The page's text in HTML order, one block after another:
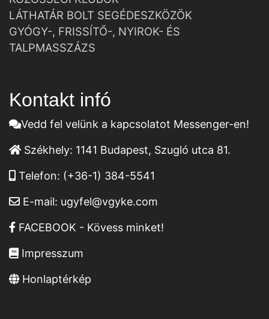
LÁTHATÁR BOLT SEGÉDESZKÖZÖK
GYÓGY-, FRISSÍTŐ-, NYIROK- ÉS
TALPMASSZÁZS
Kontakt infó
Vedd fel velünk a kapcsolatot Messenger-en!
Székhely: 1141 Budapest, Szugló utca 81.
Telefon: (+36-1) 384-5541
E-mail: ugyfel@vgyke.com
FACEBOOK - Kövess minket!
Impresszum
Honlaptérkép